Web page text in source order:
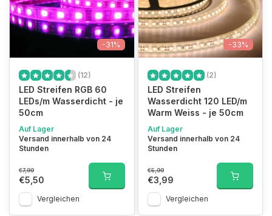
-31%
(12)
LED Streifen RGB 60
LEDs/m Wasserdicht - je
50cm
Auf Lager
Versand innerhalb von 24
Stunden
€7,99
€5,50
Vergleichen
-33%
(2)
LED Streifen
Wasserdicht 120 LED/m
Warm Weiss - je 50cm
Auf Lager
Versand innerhalb von 24
Stunden
€5,99
€3,99
Vergleichen